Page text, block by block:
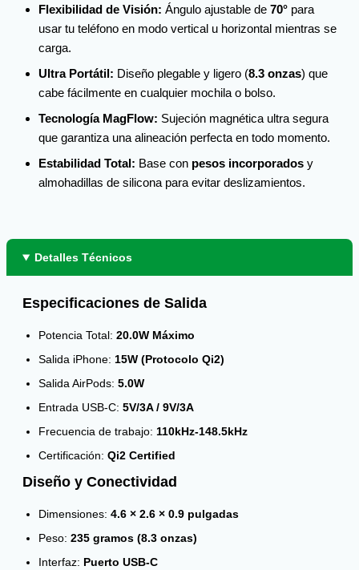
Flexibilidad de Visión: Ángulo ajustable de 70° para
usar tu teléfono en modo vertical u horizontal mientras se
carga.
Ultra Portátil: Diseño plegable y ligero (8.3 onzas) que
cabe fácilmente en cualquier mochila o bolso.
Tecnología MagFlow: Sujeción magnética ultra segura
que garantiza una alineación perfecta en todo momento.
Estabilidad Total: Base con pesos incorporados y
almohadillas de silicona para evitar deslizamientos.
Detalles Técnicos
Especificaciones de Salida
Potencia Total: 20.0W Máximo
Salida iPhone: 15W (Protocolo Qi2)
Salida AirPods: 5.0W
Entrada USB-C: 5V/3A / 9V/3A
Frecuencia de trabajo: 110kHz-148.5kHz
Certificación: Qi2 Certified
Diseño y Conectividad
Dimensiones: 4.6 × 2.6 × 0.9 pulgadas
Peso: 235 gramos (8.3 onzas)
Interfaz: Puerto USB-C